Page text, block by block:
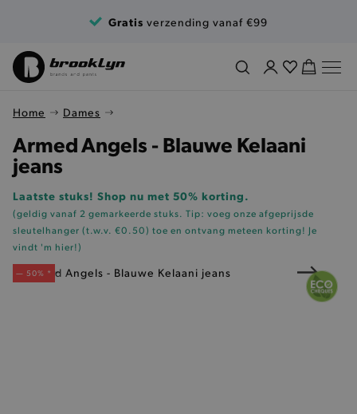
Gratis verzending vanaf €99
Home Dames
Armed Angels - Blauwe Kelaani
jeans
Laatste stuks! Shop nu met 50% korting.
(geldig vanaf 2 gemarkeerde stuks. Tip: voeg onze afgeprijsde
sleutelhanger (t.w.v. €0.50) toe en ontvang meteen korting! Je
vindt 'm hier!)
— 50% *